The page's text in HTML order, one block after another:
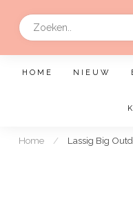
HOME NIEUW
Home / Lassig Big